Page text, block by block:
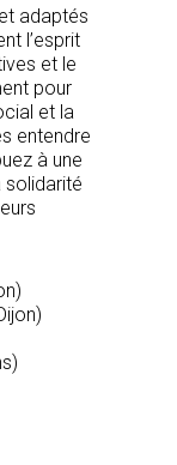
adaptés
l’esprit
et le
pour
et la
entendre
à une
solidarité